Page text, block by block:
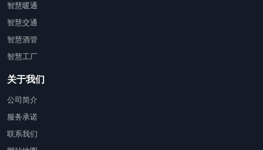
智慧暖通
智慧交通
智慧酒管
智慧工厂
关于我们
公司简介
服务承诺
联系我们